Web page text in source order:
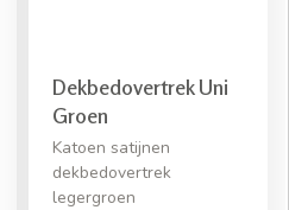
Dekbedovertrek Uni
Groen
Katoen satijnen
dekbedovertrek
legergroen